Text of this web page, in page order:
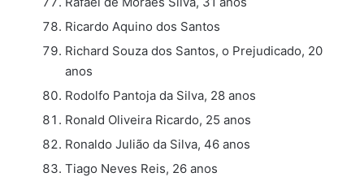
Ricardo Aquino dos Santos
Richard Souza dos Santos, o Prejudicado, 20
anos
Rodolfo Pantoja da Silva, 28 anos
Ronald Oliveira Ricardo, 25 anos
Ronaldo Julião da Silva, 46 anos
Tiago Neves Reis, 26 anos